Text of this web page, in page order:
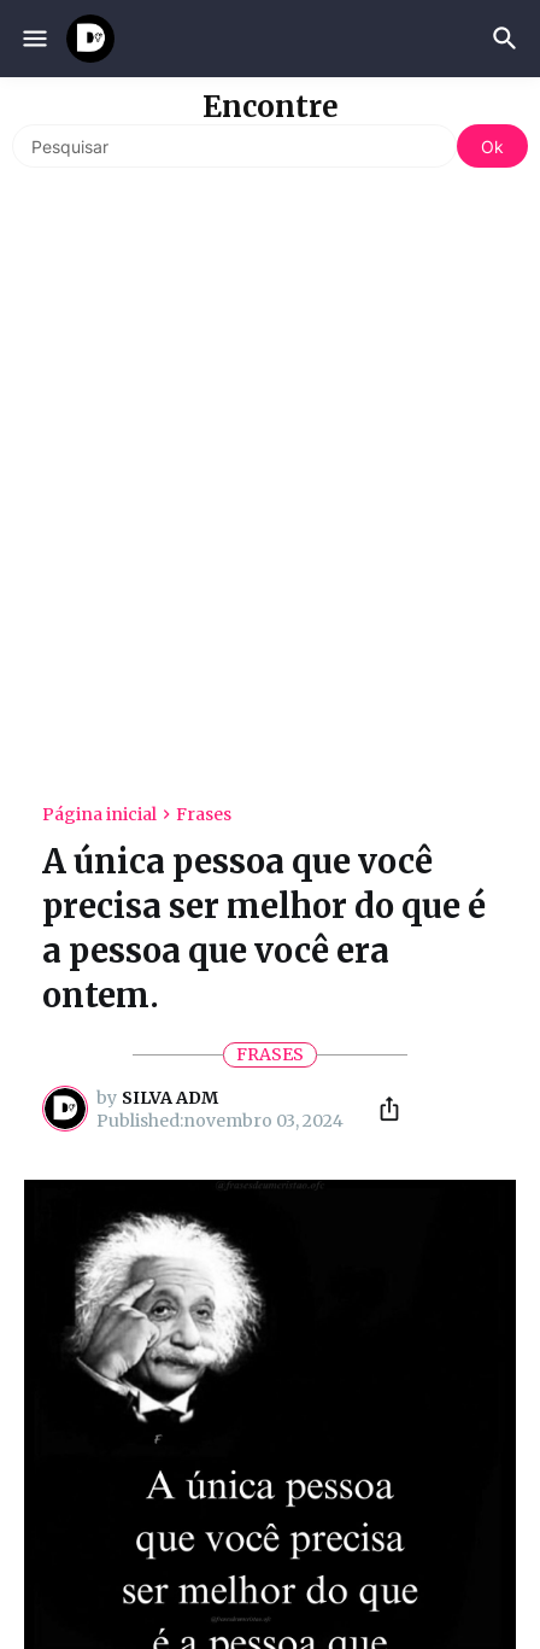
Encontre
Página inicial Frases
A única pessoa que você
precisa ser melhor do que é
a pessoa que você era
ontem.
by SILVA ADM
novembro 03, 2024
FRASES